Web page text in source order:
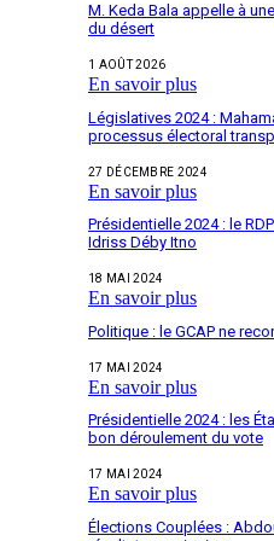
M. Keda Bala appelle à
du désert
1 AOÛT 2026
En savoir plus
Législatives 2024 :
processus électoral
27 DÉCEMBRE 2024
En savoir plus
Présidentielle 2024 : le
Idriss Déby Itno
18 MAI 2024
En savoir plus
Politique : le GCAP ne
17 MAI 2024
En savoir plus
Présidentielle 2024 : les
bon déroulement du vote
17 MAI 2024
En savoir plus
Élections Couplées :